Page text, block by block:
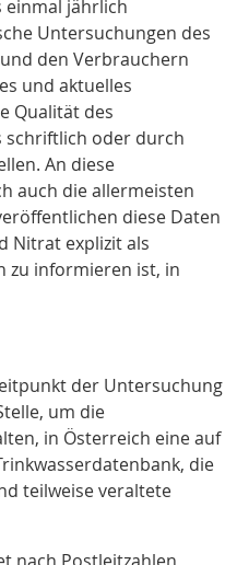
einmal jährlich
Untersuchungen des
den Verbrauchern
und aktuelles
Qualität des
schriftlich oder durch
An diese
auch die allermeisten
diese Daten
Nitrat explizit als
zu informieren ist, in
der Untersuchung
um die
in Österreich eine auf
, die
teilweise veraltete